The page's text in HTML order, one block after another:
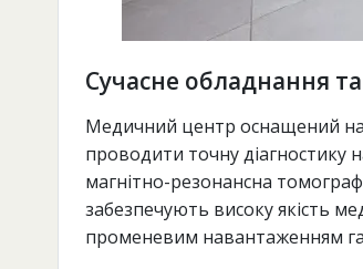
Сучасне обладнання та
Медичний центр оснащений
проводити точну діагностику
магнітно-резонансна
забезпечують високу якість
променевим навантаженням